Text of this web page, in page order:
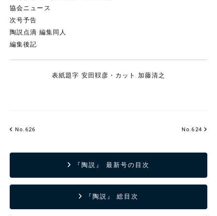
協会ニュース
次号予告
陶説点滴 編集同人
編集後記
表紙題字 安田靫彦・カット 加藤清之
No.626 No.624
『陶説』 最新号の目次
『陶説』 総目次